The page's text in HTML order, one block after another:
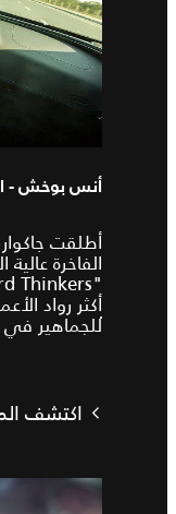
أنس بوخش -
أطلقت
الفاخرة
أكثر رواد
ًللجماهير في
اكتشف